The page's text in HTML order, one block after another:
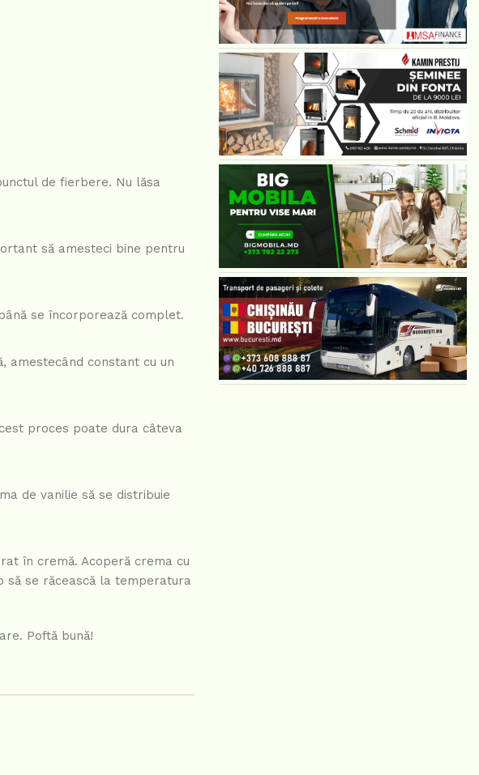
de fierbere. Nu lăsa
să amesteci bine pentru
se încorporează complet.
amestecând constant cu un
proces poate dura câteva
de vanilie să se distribuie
în cremă. Acoperă crema cu
se răcească la temperatura
Poftă bună!